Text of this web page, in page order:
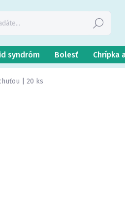
Hľadať
syndróm Bolesť Chrípka
| 20 ks